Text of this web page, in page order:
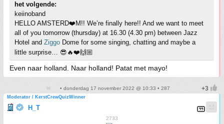
het volgende:
keiinoband
HELLO AMSTERD❤️M!! We’re finally here!! And we want to meet
all of you tomorrow (thursday) at 16.30 (4.30 pm) between Jazz
Hotel and Ziggo Dome for some singing, chatting and maybe a
little surprise… 😎🔥❤️🙌🏼
Even naar holland. Naar holland! Patat met mayo!
• donderdag 17 november 2022 @ 10:33 • 287
Moderator / KerstCrewQuizWinner
H_T
2733